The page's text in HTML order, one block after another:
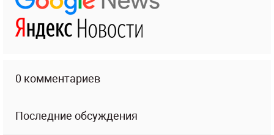
0 комментариев
Последние обсуждения